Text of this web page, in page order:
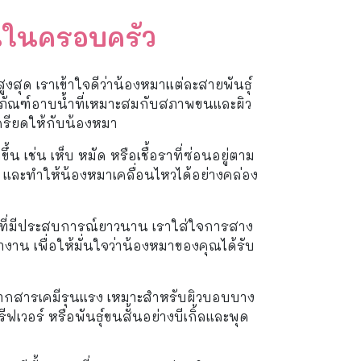
นครอบครัว
ด เราเข้าใจดีว่าน้องหมาแต่ละสายพันธุ์
ณฑ์อาบน้ำที่เหมาะสมกับสภาพขนและผิว
ยดให้กับน้องหมา
เช่น เห็บ หมัด หรือเชื้อราที่ซ่อนอยู่ตาม
ะทำให้น้องหมาเคลื่อนไหวได้อย่างคล่อง
ประสบการณ์ยาวนาน เราใส่ใจการสาง
าน เพื่อให้มั่นใจว่าน้องหมาของคุณได้รับ
ารเคมีรุนแรง เหมาะสำหรับผิวบอบบาง
เวอร์ หรือพันธุ์ขนสั้นอย่างบีเกิ้ลและพุด